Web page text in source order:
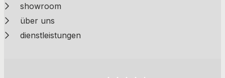
showroom
über uns
dienstleistungen